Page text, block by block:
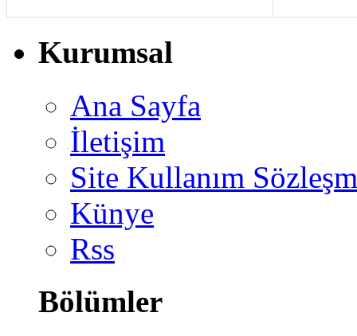
Kurumsal
Ana Sayfa
İletişim
Site Kullanım
Künye
Rss
Bölümler